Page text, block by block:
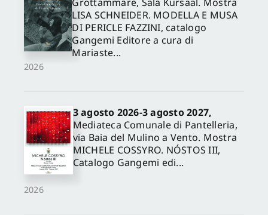
2026
Grottammare, Sala Kursaal. Mostra
LISA SCHNEIDER. MODELLA E MUSA
DI PERICLE FAZZINI, catalogo
Gangemi Editore a cura di
Mariaste...
2026
3 agosto 2026-3 agosto 2027,
Mediateca Comunale di Pantelleria,
via Baia del Mulino a Vento. Mostra
MICHELE COSSYRO. NÓSTOS III,
Catalogo Gangemi edi...